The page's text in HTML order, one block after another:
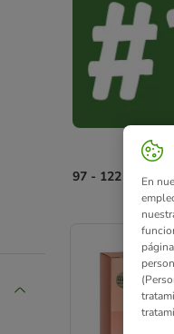
97 - 122 de 122
product items
En